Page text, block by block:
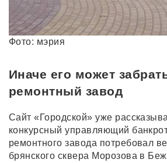
Фото: мэрия
Иначе его может
ремонтный завод
Сайт «Городской» уже
конкурсный управляющий
ремонтного завода потребовал
брянского сквера Морозова в